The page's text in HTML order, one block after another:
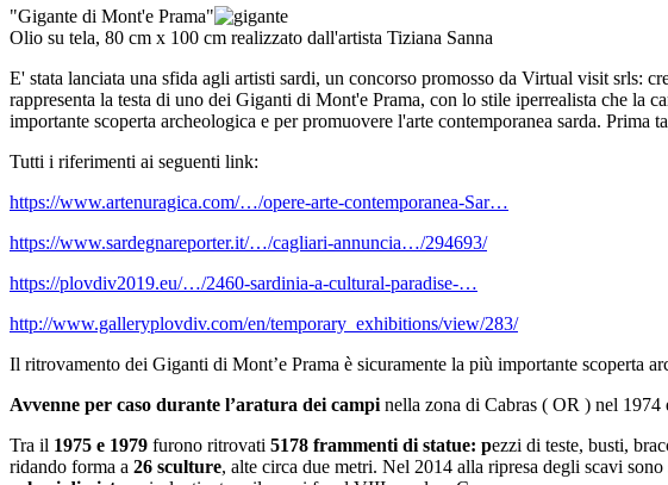
"Gigante di Mont'e Prama"
Olio su tela, 80 cm x 100 cm realizzato dall'artista Tiziana Sanna
E' stata lanciata una sfida agli artisti sardi, un concorso promosso da Virtual visit srls:
rappresenta la testa di uno dei Giganti di Mont'e Prama, con lo stile iperrealista che la
importante scoperta archeologica e per promuovere l'arte contemporanea sarda.
Tutti i riferimenti ai seguenti link:
https://www.artenuragica.com/…/opere-arte-contemporanea-Sar…
https://www.sardegnareporter.it/…/cagliari-annuncia…/294693/
https://plovdiv2019.eu/…/2460-sardinia-a-cultural-paradise-…
http://www.galleryplovdiv.com/en/temporary_exhibitions/view/283/
Il ritrovamento dei Giganti di Mont’e Prama è sicuramente la più importante scoperta
Avvenne per caso durante l’aratura dei campi nella zona di Cabras ( OR ) nel
Tra il 1975 e 1979 furono ritrovati 5178 frammenti di statue: pezzi di teste, busti,
ridando forma a 26 sculture, alte circa due metri. Nel 2014 alla ripresa degli scavi